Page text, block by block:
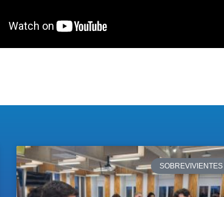
SOBREVIVIENTES